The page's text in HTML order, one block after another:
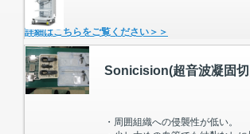
詳細はこちらをご覧ください＞＞
Sonicision(超音波凝固
・周囲組織への侵襲性が低い。